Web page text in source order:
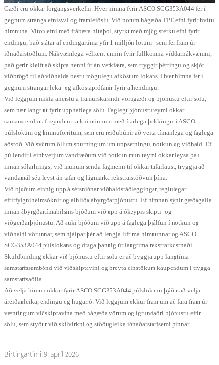
Gæði eru okkar forgangsverkefni. Hver himna fyrir ASCO SCG353A044 fer í
gegnum stranga efnisval og framleiðslu. Við notum hágæða TPE efni fyrir hvítu
himnuna. Viton efni með frábæra hitaþol, styrkt með mjög sterku efni fyrir
endingu, það státar af endingartíma yfir 1 milljón lotum - sem fer fram úr
iðnaðarstöðlum. Nákvæmlega vélrænt unnin fyrir fullkomna víddarnákvæmni,
það gerir kleift að skipta henni út án verkfæra, sem tryggir þéttingu og skjót
viðbrögð til að viðhalda bestu mögulegu afköstum lokans. Hver himna fer í
gegnum strangar leka- og afköstaprófanir fyrir afhendingu.
Við leggjum mikla áherslu á framúrskarandi vörugæði og þjónustu eftir sölu,
sem nær langt út fyrir upphaflega sölu. Faglegt þjónustuteymi okkar
samanstendur af reyndum tæknimönnum með ítarlega þekkingu á ASCO
púlslokum og himnuforritum, sem eru reiðubúnir að veita tímanlega og faglega
aðstoð. Við svörum öllum spurningum um uppsetningu, notkun og viðhald. Ef
þú lendir í einhverjum vandræðum við notkun mun teymi okkar leysa þau
innan sólarhrings; við munum senda fagmenn til okkar tafarlaust, tryggja að
vandamál séu leyst án tafar og lágmarka rekstrarstöðvun þína.
Við bjóðum einnig upp á sérsniðnar viðhaldsráðleggingar, reglulegar
eftirfylgniheimsóknir og alhliða ábyrgðarþjónustu. Ef himnan sýnir gæðagalla
innan ábyrgðartímabilsins bjóðum við upp á ókeypis skipti- og
viðgerðarþjónustu. Að auki bjóðum við upp á faglega þjálfun í notkun og
viðhaldi vörunnar, sem hjálpar þér að lengja líftíma himnunnar og ASCO
SCG353A044 púlslokans og draga þannig úr langtíma rekstrarkostnaði.
Skuldbinding okkar við þjónustu eftir sölu er að byggja upp langtíma
samstarfssambönd við viðskiptavini og breyta einstökum kaupendum í trygga
samstarfsaðila.
Að velja himnu okkar fyrir ASCO SCG353A044 púlslokann þýðir að velja
áreiðanleika, endingu og hugarró. Við leggjum okkur fram um að fara fram úr
væntingum viðskiptavina með hágæða vörum og ígrundaðri þjónustu eftir
sölu, sem styður við skilvirkni og stöðugleika iðnaðarstarfsemi þinnar.
Birtingartími: 9. apríl 2026